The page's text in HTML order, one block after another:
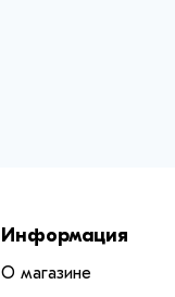
Информация
О магазине